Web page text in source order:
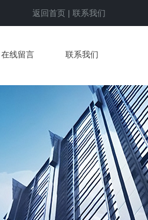
返回首页 | 联系我们
在线留言 联系我们